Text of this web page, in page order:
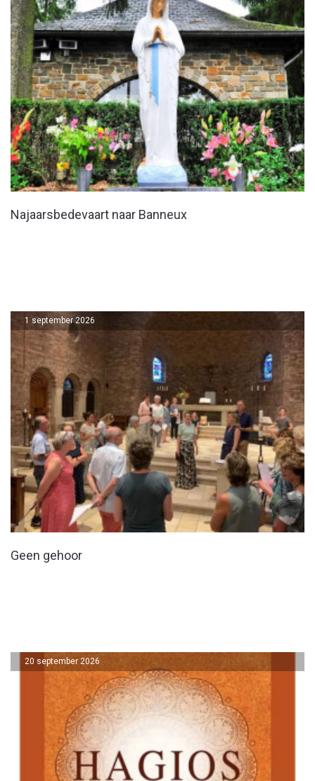
Najaarsbedevaart naar Banneux
Geen gehoor
1 september 2026
20 september 2026